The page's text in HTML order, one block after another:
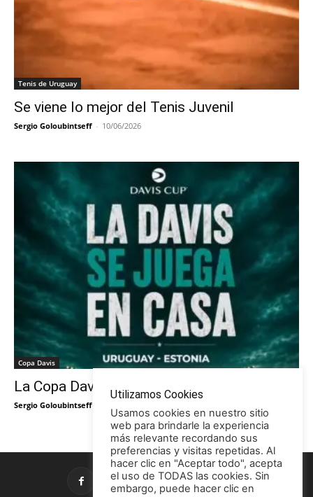
Tenis de Uruguay
Se viene lo mejor del Tenis Juvenil
Sergio Goloubintseff - 10/06/2026
Copa Davis
La Copa Davis vuelve al Círculo
Sergio Goloubintseff
Utilizamos Cookies
Usamos cookies en nuestro sitio
web para brindarle la experiencia
más relevante recordando sus
preferencias y visitas repetidas. Al
hacer clic en "Aceptar todo", acepta
el uso de TODAS las cookies. Sin
embargo, puede hacer clic en